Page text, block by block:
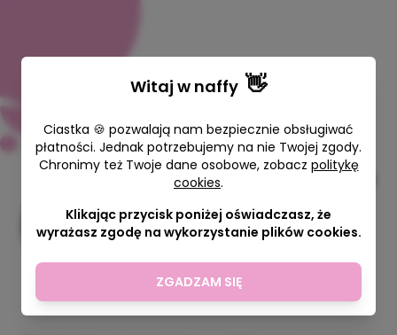
Sesja Odczyt Kronik Akaszy (8
Woman is Back Twoja Przestrzeń
60 min
399,00 zł
Witaj w naffy 👋
Ciastka 🍪 pozwalają nam bezpiecznie obsługiwać
płatności. Jednak potrzebujemy na nie Twojej zgody.
Chronimy też Twoje dane osobowe, zobacz politykę
cookies.
Klikając przycisk poniżej oświadczasz, że
wyrażasz zgodę na wykorzystanie plików cookies.
ZGADZAM SIĘ